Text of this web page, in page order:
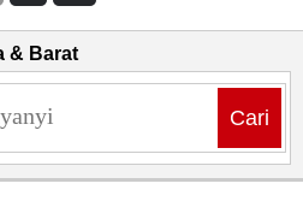
& Barat
Cari